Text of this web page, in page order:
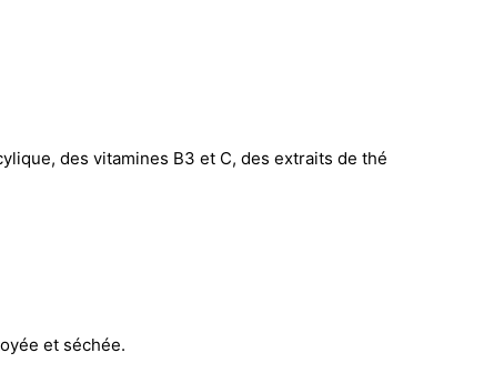
des vitamines B3 et C, des extraits de thé
et séchée.